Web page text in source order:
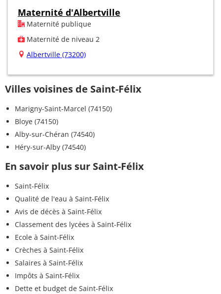
Maternité d'Albertville
Maternité publique
Maternité de niveau 2
Albertville (73200)
Villes voisines de Saint-Félix
Marigny-Saint-Marcel (74150)
Bloye (74150)
Alby-sur-Chéran (74540)
Héry-sur-Alby (74540)
En savoir plus sur Saint-Félix
Saint-Félix
Qualité de l'eau à Saint-Félix
Avis de décès à Saint-Félix
Classement des lycées à Saint-Félix
Ecole à Saint-Félix
Crèches à Saint-Félix
Salaires à Saint-Félix
Impôts à Saint-Félix
Dette et budget de Saint-Félix